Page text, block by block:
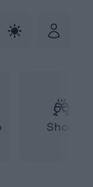
Show